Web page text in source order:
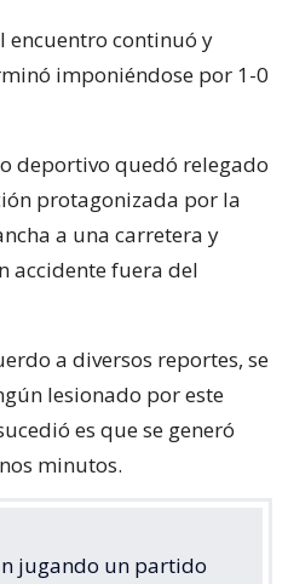
encuentro continuó y
imponiéndose por 1-0
deportivo quedó relegado
protagonizada por la
a una carretera y
accidente fuera del
a diversos reportes, se
lesionado por este
es que se generó
minutos.
jugando un partido